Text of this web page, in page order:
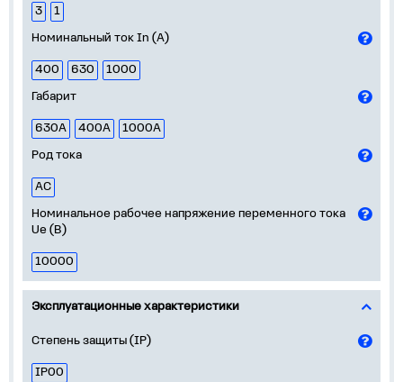
3
1
Номинальный ток In (А)
400 630
1000
Габарит
630А 400А
1000А
Род тока
AC
Номинальное рабочее напряжение переменного тока
Ue (В)
10000
Эксплуатационные характеристики
Степень защиты (IP)
IP00